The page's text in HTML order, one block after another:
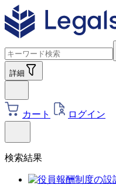
詳細
カート ログイン
検索結果